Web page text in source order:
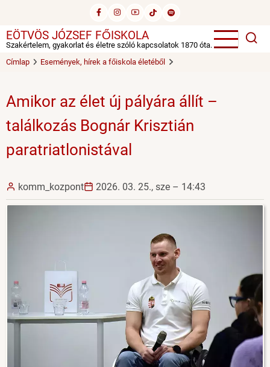
tartalomra
EÖTVÖS JÓZSEF FŐISKOLA
Szakértelem, gyakorlat és életre szóló kapcsolatok 1870 óta.
Címlap
Események, hírek a főiskola életéből
Amikor az élet új pályára állít –
találkozás Bognár Krisztián
paratriatlonistával
komm_kozpont 2026. 03. 25., sze – 14:43